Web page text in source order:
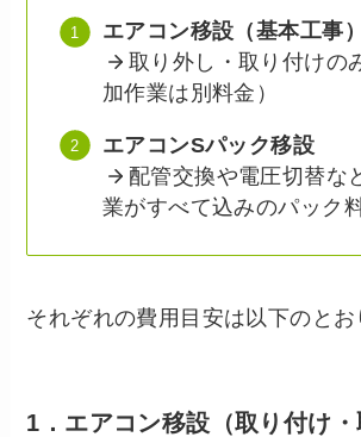
エアコン移設（基本工事）
取り外し・取り付けの
加作業は別料金）
エアコンSパック移設
配管交換や電圧切替な
業がすべて込みのパック
それぞれの費用目安は以下のとお
1．エアコン移設（取り付け